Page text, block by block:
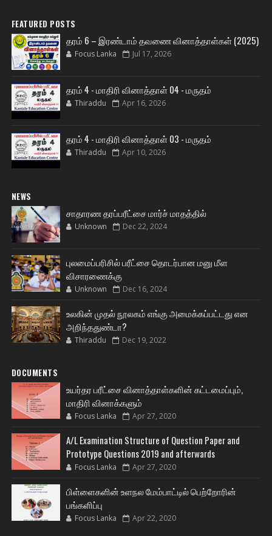
FEATURED POSTS
தரம் 6 – இரண்டாம் தவணை வினாத்தாள்கள் (2025)
Focus Lanka Jul 17, 2026
தரம் 4 - மாதிரி வினாத்தாள் 04 - மருதம்
Thiraddu Apr 16, 2026
தரம் 4 - மாதிரி வினாத்தாள் 03 - மருதம்
Thiraddu Apr 10, 2026
NEWS
சாதாரண தரப்பரீட்சை மார்ச் மாதத்தில்
Unknown Dec 22, 2024
புலமைப்பரிசில் பரீட்சை தொடர்பான மனு மீள
விசாரணைக்கு
Unknown Dec 16, 2024
உலகின் முதல் நூலகம் எங்கு அமைக்கப்பட்டது என
அறிந்ததுண்டா?
Thiraddu Dec 19, 2022
DOCUMENTS
உயர்தர பரீட்சை வினாத்தாள்களின் கட்டமைப்பும்,
மாதிரி வினாக்களும்
Focus Lanka Apr 27, 2020
A/L Examination Structure of Question Paper and
Prototype Questions 2019 and afterwards
Focus Lanka Apr 27, 2020
பிள்ளைகளின் உளநல மேம்பாட்டில் பெற்றோரின்
பங்களிப்பு
Focus Lanka Apr 22, 2020